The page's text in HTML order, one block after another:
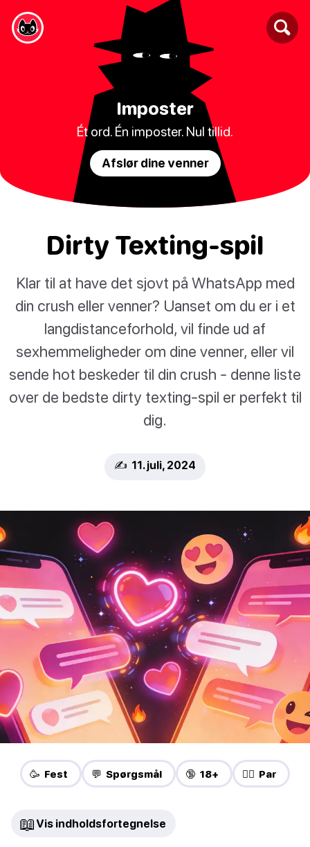
Imposter
Ét ord. Én imposter. Nul tillid.
Afslør dine venner
Dirty Texting-spil
Klar til at have det sjovt på WhatsApp med
din crush eller venner? Uanset om du er i et
langdistanceforhold, vil finde ud af
sexhemmeligheder om dine venner, eller vil
sende hot beskeder til din crush - denne liste
over de bedste dirty texting-spil er perfekt til
dig.
✍️ 11. juli, 2024
🥳 Fest 💬 Spørgsmål 🔞 18+ ❤️‍🔥 Par
📖 Vis indholdsfortegnelse